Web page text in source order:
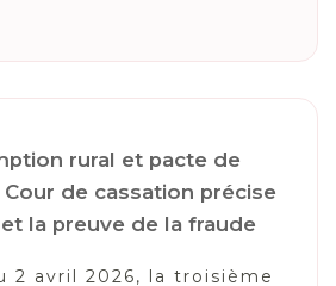
rural et pacte de
de cassation précise
la preuve de la fraude
2 avril 2026, la troisième